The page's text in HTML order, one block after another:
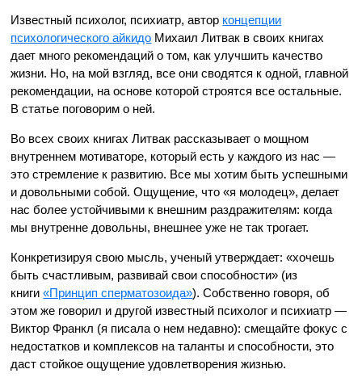
Известный психолог, психиатр, автор концепции
психологического айкидо Михаил Литвак в своих книгах
дает много рекомендаций о том, как улучшить качество
жизни. Но, на мой взгляд, все они сводятся к одной, главной
рекомендации, на основе которой строятся все остальные.
В статье поговорим о ней.
Во всех своих книгах Литвак рассказывает о мощном
внутреннем мотиваторе, который есть у каждого из нас —
это стремление к развитию. Все мы хотим быть успешными
и довольными собой. Ощущение, что «я молодец», делает
нас более устойчивыми к внешним раздражителям: когда
мы внутренне довольны, внешнее уже не так трогает.
Конкретизируя свою мысль, ученый утверждает: «хочешь
быть счастливым, развивай свои способности» (из
книги«Принцип сперматозоида»). Собственно говоря, об
этом же говорил и другой известный психолог и психиатр —
Виктор Франкл (я писала о нем недавно): смещайте фокус с
недостатков и комплексов на таланты и способности, это
даст стойкое ощущение удовлетворения жизнью.